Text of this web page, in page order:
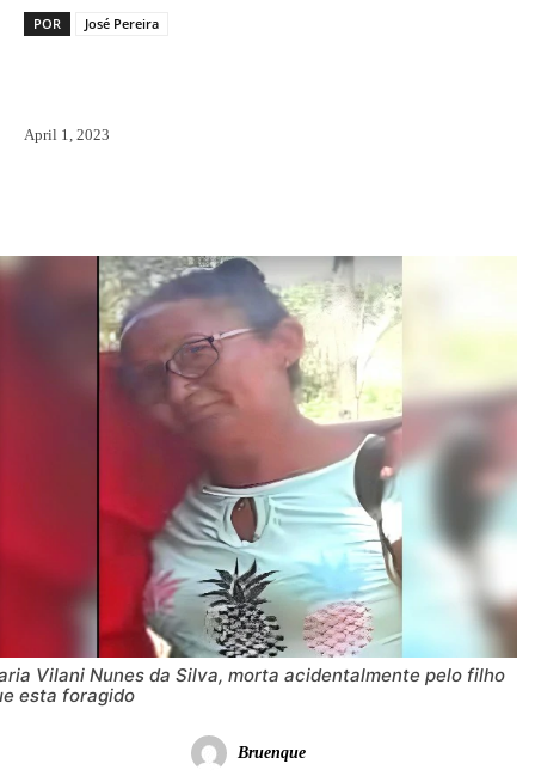
POR José Pereira
April 1, 2023
Vilani Nunes da Silva, morta acidentalmente pelo filho
esta foragido
Bruenque